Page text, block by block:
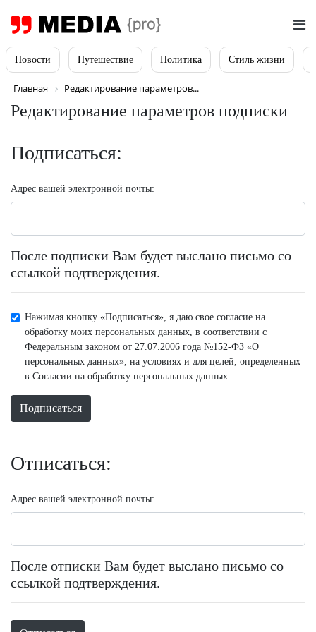
Новости Путешествие Политика Стиль жизни
Главная Редактирование параметров...
Редактирование параметров подписки
Подписаться:
Адрес вашей электронной почты:
После подписки Вам будет выслано письмо со
ссылкой подтверждения.
Нажимая кнопку «Подписаться», я даю свое согласие на
обработку моих персональных данных, в соответствии с
Федеральным законом от 27.07.2006 года №152-ФЗ «О
персональных данных», на условиях и для целей, определенных
в Согласии на обработку персональных данных
Подписаться
Отписаться:
Адрес вашей электронной почты:
После отписки Вам будет выслано письмо со
ссылкой подтверждения.